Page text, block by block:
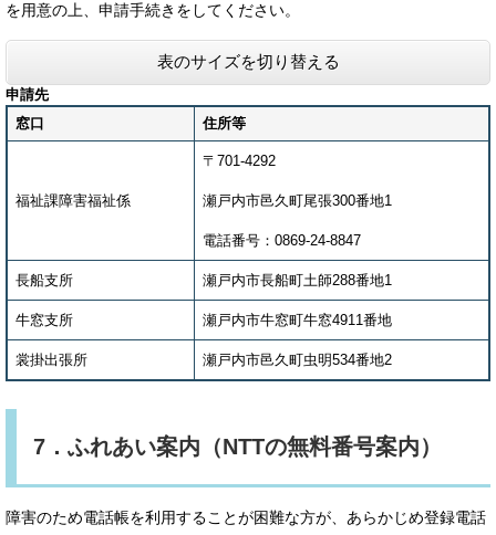
を用意の上、申請手続きをしてください。
表のサイズを切り替える
申請先
窓口
住所等
福祉課障害福祉係
〒701-4292
瀬戸内市邑久町尾張300番地1
電話番号：0869-24-8847
長船支所 瀬戸内市長船町土師288番地1
牛窓支所 瀬戸内市牛窓町牛窓4911番地
裳掛出張所 瀬戸内市邑久町虫明534番地2
7．ふれあい案内（NTTの無料番号案内）
障害のため電話帳を利用することが困難な方が、あらかじめ登録電話